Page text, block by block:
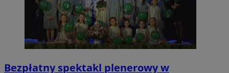
Bezpłatny spektakl plenerowy w